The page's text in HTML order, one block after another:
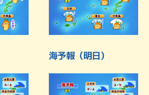
海予報（明日）